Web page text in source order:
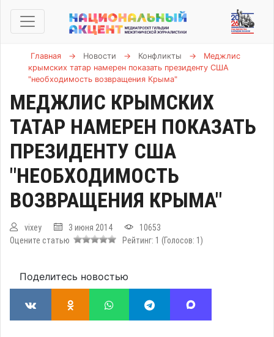
Главная → Новости → Конфликты →
Меджлис
крымских татар намерен показать президенту США
"необходимость возвращения Крыма"
МЕДЖЛИС КРЫМСКИХ
ТАТАР НАМЕРЕН ПОКАЗАТЬ
ПРЕЗИДЕНТУ США
"НЕОБХОДИМОСТЬ
ВОЗВРАЩЕНИЯ КРЫМА"
vixey 3 июня 2014
10653
Оцените статью
Рейтинг: 1 (Голосов: 1 )
Поделитесь новостью